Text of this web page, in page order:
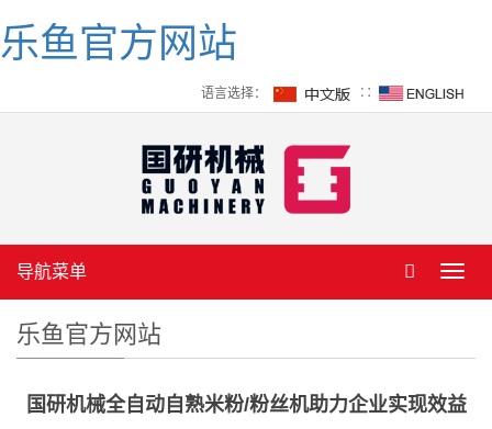
乐鱼官方网站
语言选择： ∷
导航菜单
乐鱼官方网站
国研机械全自动自熟米粉/粉丝机助力企业实现效益